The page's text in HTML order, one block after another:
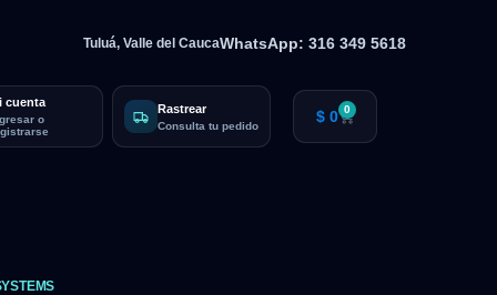
Tuluá, Valle del CaucaWhatsApp: 316 349 5618
cuenta
o
Rastrear
Consulta tu pedido $ 0 0